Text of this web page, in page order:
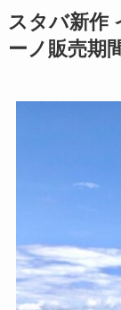
スタバ新作
ーノ販売期